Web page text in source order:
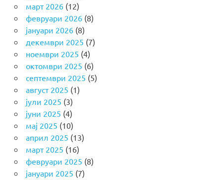
март 2026(12)
февруари 2026(8)
јануари 2026(8)
декември 2025 (7)
ноември 2025 (4)
октомври 2025 (6)
септември 2025 (5)
август 2025 (1)
јули 2025 (3)
јуни 2025 (4)
мај 2025 (10)
април 2025 (13)
март 2025 (16)
февруари 2025 (8)
јануари 2025 (7)